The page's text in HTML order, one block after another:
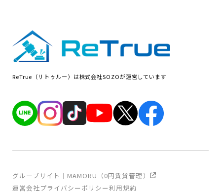
ReTrue（リトゥルー）は株式会社SOZOが運営しています
運営会社プライバシーポリシー利用規約
グループサイト｜MAMORU（0円賃貸管理）